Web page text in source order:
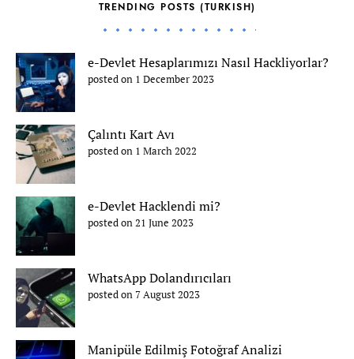
TRENDING POSTS (TURKISH)
e-Devlet Hesaplarımızı Nasıl Hackliyorlar?
posted on 1 December 2023
Çalıntı Kart Avı
posted on 1 March 2022
e-Devlet Hacklendi mi?
posted on 21 June 2023
WhatsApp Dolandırıcıları
posted on 7 August 2023
Manipüle Edilmiş Fotoğraf Analizi